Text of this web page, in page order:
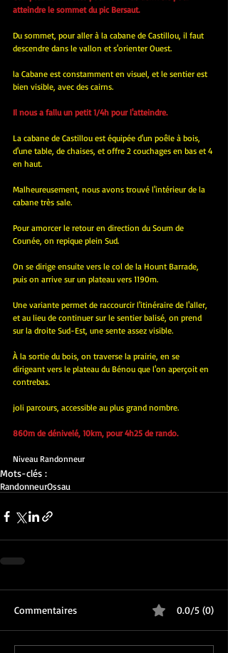
atteindre le sommet du pic Bersaut.
Du sommet, pour aller à la cabane de Castillou, il faut
descendre dans le vallon et s'orienter Ouest.
la Cabane est constamment en visuel, et le sentier est
bien visible, avec des cairns.
Il nous a fallu un petit 1/4h pour l'atteindre.
La cabane de Castillou est équipée d'un poêle à bois,
d'une table, de chaises, et offre 2 couchages en bas et 4
en haut.
Malheureusement, nous avons trouvé l'intérieur de la
cabane très sale.
Pour amorcer le retour en direction du Soum de
Counée, on repique plein Sud.
On se dirige ensuite vers le col de la Hount Barrade,
puis on arrive sur un plateau vers 1190m.
Une variante permet de raccourcir l'itinéraire de l'aller,
et au lieu de continuer sur le sentier balisé, on prend
sur la droite Sud-Est, une sente assez visible.
À la sortie du bois, on traverse la prairie, en se
dirigeant vers le plateau du Bénou que l'on aperçoit en
contrebas.
joli parcours, accessible au plus grand nombre.
860m de dénivelé, 10km, pour 4h25 de rando.
Niveau Randonneur
Mots-clés :
RandonneurOssau
Commentaires 0.0/5 (0)